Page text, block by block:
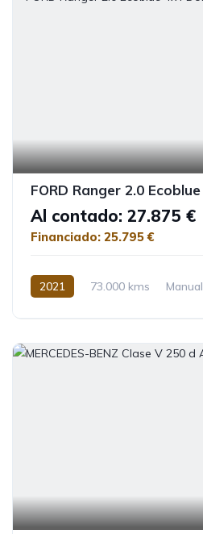
Al contado: 27.875 €
Financiado: 25.795 €
2021 73.000 kms Manual